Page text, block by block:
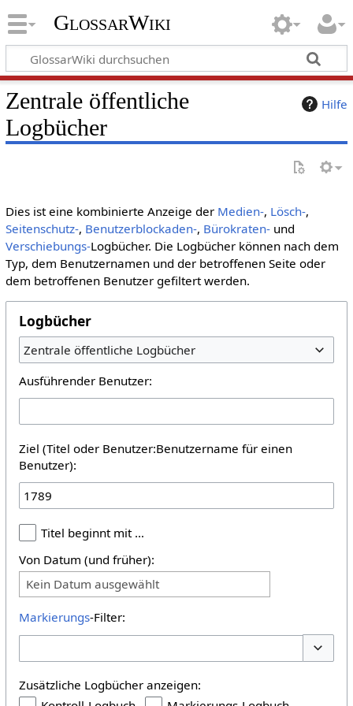
GlossarWiki
Hilfe
Zentrale öffentliche
Logbücher
Dies ist eine kombinierte Anzeige der Medien-, Lösch-,
Seitenschutz-, Benutzerblockaden-, Bürokraten-und
Verschiebungs-Logbücher. Die Logbücher können nach dem
Typ, dem Benutzernamen und der betroffenen Seite oder
dem betroffenen Benutzer gefiltert werden.
Logbücher
Zentrale öffentliche Logbücher
Ausführender Benutzer:
Ziel (Titel oder Benutzer:Benutzername für einen
Benutzer):
Titel beginnt mit …
Von Datum (und früher):
Kein Datum ausgewählt
Markierungs-Filter:
Zusätzliche Logbücher anzeigen: